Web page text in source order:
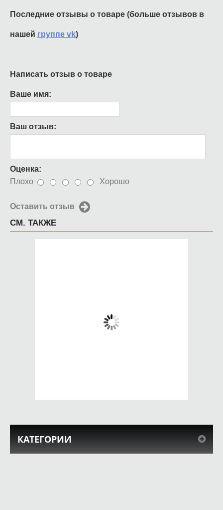
Последние отзывы о товаре (больше отзывов в
нашей группе vk)
Написать отзыв о товаре
Ваше имя:
Ваш отзыв:
Оценка:
Плохо
Хорошо
Оставить отзыв
СМ. ТАКЖЕ
КАТЕГОРИИ